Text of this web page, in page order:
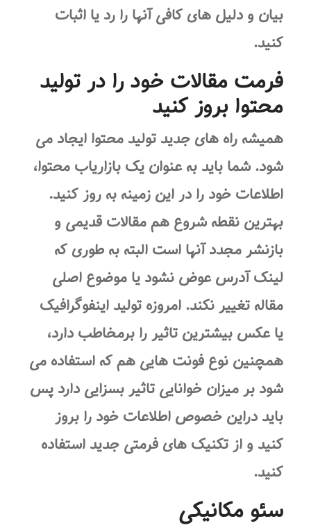
بیان و دلیل های کافی آنها را رد یا اثبات
کنید.
فرمت مقالات خود را در تولید
محتوا بروز کنید
همیشه راه های جدید تولید محتوا ایجاد می
شود. شما باید به عنوان یک بازاریاب محتوا،
اطلاعات خود را در این زمینه به روز کنید.
بهترین نقطه شروع هم مقالات قدیمی و
بازنشر مجدد آنها است البته به طوری که
لینک آدرس عوض نشود یا موضوع اصلی
مقاله تغییر نکند. امروزه تولید اینفوگرافیک
یا عکس بیشترین تاثیر را برمخاطب دارد،
همچنین نوع فونت هایی هم که استفاده می
شود بر میزان خوانایی تاثیر بسزایی دارد پس
باید دراین خصوص اطلاعات خود را بروز
کنید و از تکنیک های فرمتی جدید استفاده
کنید.
سئو مکانیکی